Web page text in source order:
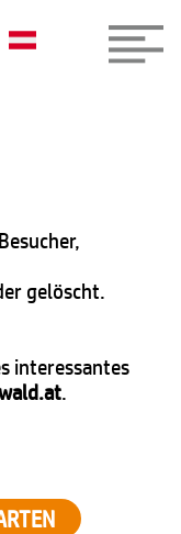
gelöscht.
interessantes
.